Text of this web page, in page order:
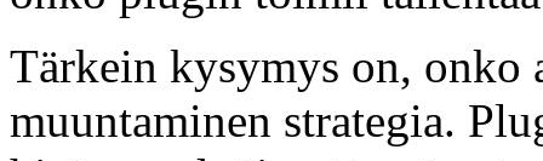
Tärkein kysymys on, onko
muuntaminen strategia.